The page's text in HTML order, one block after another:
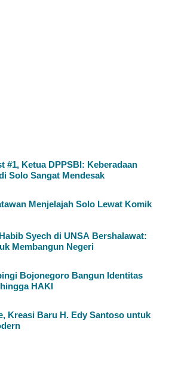
#1, Ketua DPPSBI: Keberadaan
Solo Sangat Mendesak
Menjelajah Solo Lewat Komik
Syech di UNSA Bershalawat:
Membangun Negeri
Bojonegoro Bangun Identitas
HAKI
Kreasi Baru H. Edy Santoso untuk